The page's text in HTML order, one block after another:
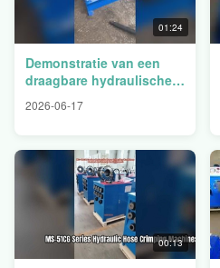
01:24
Demonstratie van een
draagbare hydraulische
slangknijpermachine van
12–24 V
2026-06-17
00:13